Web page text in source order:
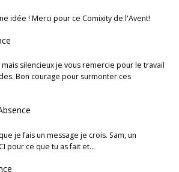
idée ! Merci pour ce Comixity de l'Avent!
silencieux je vous remercie pour le travail
Bon courage pour surmonter ces
je fais un message je crois. Sam, un
pour ce que tu as fait et…